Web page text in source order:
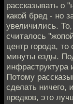
рассказывать о
какой бред - но
увеличились.
считалось
центр города,
минуты езды.
инфраструктура
Потому
сделать ничего,
предков, это